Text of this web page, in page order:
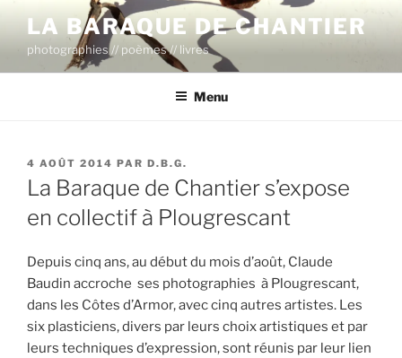
contenu
principal
LA BARAQUE DE CHANTIER
photographies // poèmes // livres
Menu
PUBLIÉ
LE
4 AOÛT 2014 PAR D.B.G.
La Baraque de Chantier s’expose
en collectif à Plougrescant
Depuis cinq ans, au début du mois d’août, Claude
Baudin accroche ses photographies à Plougrescant,
dans les Côtes d’Armor, avec cinq autres artistes. Les
six plasticiens, divers par leurs choix artistiques et par
leurs techniques d’expression, sont réunis par leur lien